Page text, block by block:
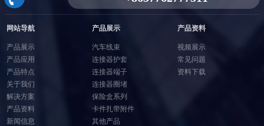
网站导航
产品展示
产品应用
产品特点
关于我们
解决方案
产品资料
新闻信息
产品展示
汽车线束
连接器护套
连接器端子
连接器圈堵
保险盒系列
卡件扎带附件
其他产品
产品资料
视频展示
常见问题
资料下载